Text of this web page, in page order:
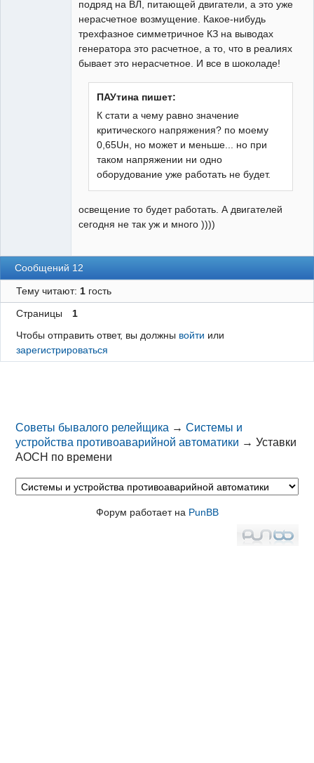
подряд на ВЛ, питающей двигатели, а это уже
нерасчетное возмущение. Какое-нибудь
трехфазное симметричное КЗ на выводах
генератора это расчетное, а то, что в реалиях
бывает это нерасчетное. И все в шоколаде!
ПАУтина пишет:
К стати а чему равно значение
критического напряжения? по моему
0,65Uн, но может и меньше... но при
таком напряжении ни одно
оборудование уже работать не будет.
освещение то будет работать. А двигателей
сегодня не так уж и много ))))
Сообщений 12
Тему читают: 1гость
Страницы
1
Чтобы отправить ответ, вы должны войти или
зарегистрироваться
Советы бывалого релейщика →Системы и
устройства противоаварийной автоматики →Уставки
АОСН по времени
Форум работает на PunBB